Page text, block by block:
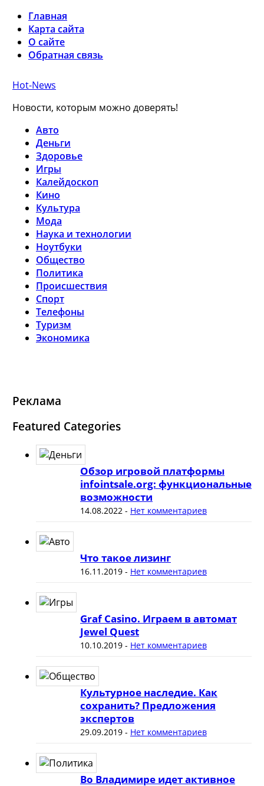
Главная
Карта сайта
О сайте
Обратная связь
Hot-News
Новости, которым можно доверять!
Авто
Деньги
Здоровье
Игры
Калейдоскоп
Кино
Культура
Мода
Наука и технологии
Ноутбуки
Общество
Политика
Происшествия
Спорт
Телефоны
Туризм
Экономика
Реклама
Featured Categories
Обзор игровой платформы
infointsale.org: функциональные
возможности
14.08.2022- Нет комментариев
Что такое лизинг
16.11.2019- Нет комментариев
Graf Casino. Играем в автомат
Jewel Quest
10.10.2019- Нет комментариев
Культурное наследие. Как
сохранить? Предложения
экспертов
29.09.2019- Нет комментариев
Во Владимире идет активное